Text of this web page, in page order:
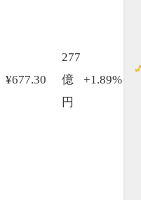
¥677.30
277
億
円
+1.89%